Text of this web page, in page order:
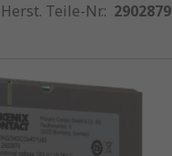
Herst. Teile-Nr.: 2902879